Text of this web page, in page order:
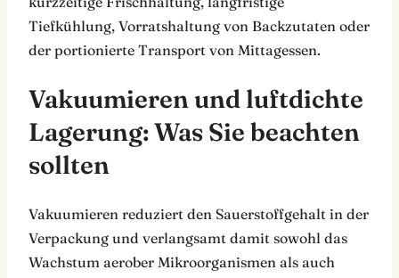
Tiefkühlung, Vorratshaltung von Backzutaten oder
der portionierte Transport von Mittagessen.
Vakuumieren und luftdichte
Lagerung: Was Sie beachten
sollten
Vakuumieren reduziert den Sauerstoffgehalt in der
Verpackung und verlangsamt damit sowohl das
Wachstum aerober Mikroorganismen als auch